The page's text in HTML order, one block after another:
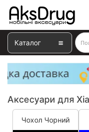
Каталог
Аксесуари для
Чохол Чорний